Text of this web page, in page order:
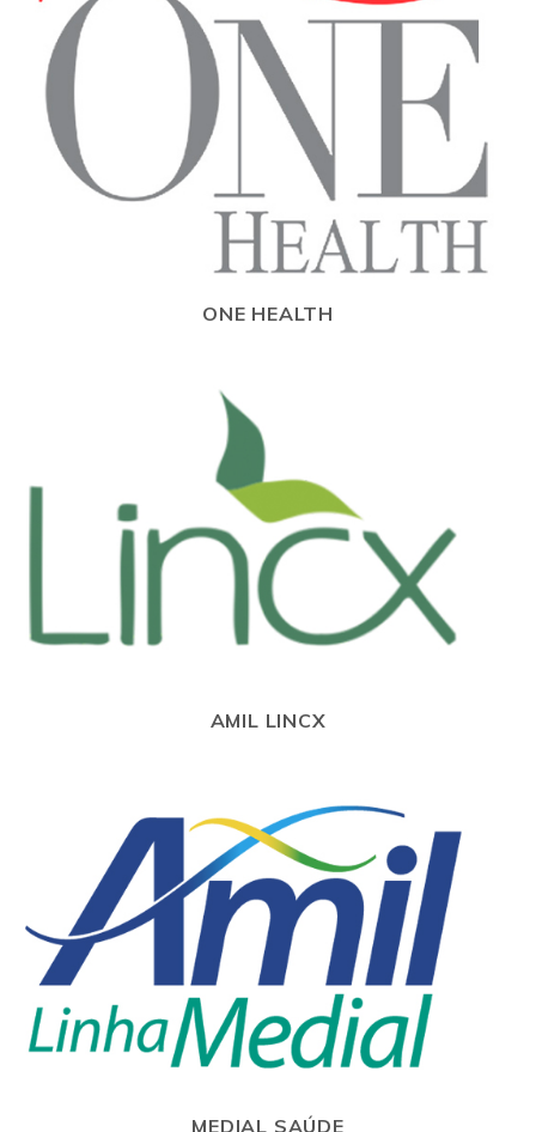
ONE HEALTH
AMIL LINCX
MEDIAL SAÚDE